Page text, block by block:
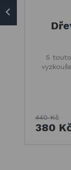
S
440 Kč
380